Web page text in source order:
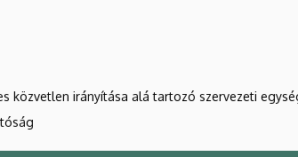
közvetlen irányítása alá tartozó szervezeti